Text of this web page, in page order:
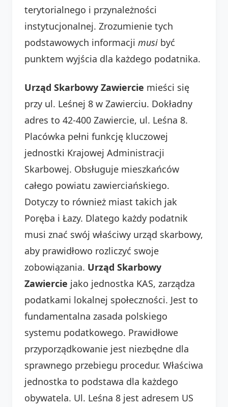
terytorialnego i przynależności
instytucjonalnej. Zrozumienie tych
podstawowych informacji musi być
punktem wyjścia dla każdego podatnika.
Urząd Skarbowy Zawiercie mieści się
przy ul. Leśnej 8 w Zawierciu. Dokładny
adres to 42-400 Zawiercie, ul. Leśna 8.
Placówka pełni funkcję kluczowej
jednostki Krajowej Administracji
Skarbowej. Obsługuje mieszkańców
całego powiatu zawierciańskiego.
Dotyczy to również miast takich jak
Poręba i Łazy. Dlatego każdy podatnik
musi znać swój właściwy urząd skarbowy,
aby prawidłowo rozliczyć swoje
zobowiązania. Urząd Skarbowy
Zawiercie jako jednostka KAS, zarządza
podatkami lokalnej społeczności. Jest to
fundamentalna zasada polskiego
systemu podatkowego. Prawidłowe
przyporządkowanie jest niezbędne dla
sprawnego przebiegu procedur. Właściwa
jednostka to podstawa dla każdego
obywatela. Ul. Leśna 8 jest adresem US